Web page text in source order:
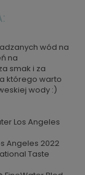
wód na
na
smak i za
którego warto
wody :)
Los Angeles
Angeles 2022
Taste